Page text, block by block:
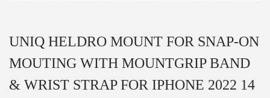
UNIQ HELDRO MOUNT FOR SNAP-ON
MOUTING WITH MOUNTGRIP BAND
& WRIST STRAP FOR IPHONE 2022 14